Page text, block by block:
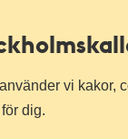
vi kakor,
dig.